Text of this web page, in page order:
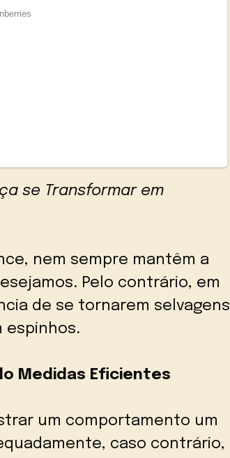
se Transformar em
nem sempre mantêm a
Pelo contrário, em
de se tornarem selvagens
espinhos.
Medidas Eficientes
um comportamento um
caso contrário,